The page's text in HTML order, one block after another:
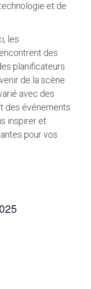
et de
les
des
planificateurs
de la scène.
avec des
des événements
inspirer et
pour vos